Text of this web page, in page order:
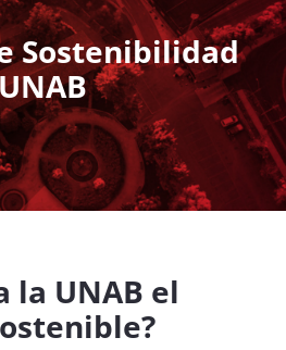
Sostenibilidad
la UNAB el